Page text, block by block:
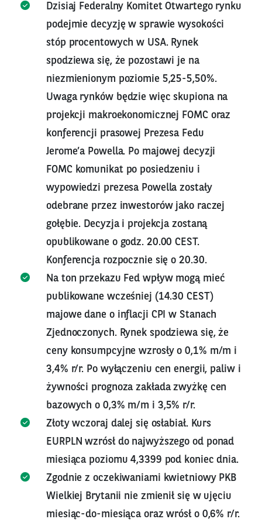
Dzisiaj Federalny Komitet Otwartego rynku
podejmie decyzję w sprawie wysokości
stóp procentowych w USA. Rynek
spodziewa się, że pozostawi je na
niezmienionym poziomie 5,25-5,50%.
Uwaga rynków będzie więc skupiona na
projekcji makroekonomicznej FOMC oraz
konferencji prasowej Prezesa Fedu
Jerome’a Powella. Po majowej decyzji
FOMC komunikat po posiedzeniu i
wypowiedzi prezesa Powella zostały
odebrane przez inwestorów jako raczej
gołębie. Decyzja i projekcja zostaną
opublikowane o godz. 20.00 CEST.
Konferencja rozpocznie się o 20.30.
Na ton przekazu Fed wpływ mogą mieć
publikowane wcześniej (14.30 CEST)
majowe dane o inflacji CPI w Stanach
Zjednoczonych. Rynek spodziewa się, że
ceny konsumpcyjne wzrosły o 0,1% m/m i
3,4% r/r. Po wyłączeniu cen energii, paliw i
żywności prognoza zakłada zwyżkę cen
bazowych o 0,3% m/m i 3,5% r/r.
Złoty wczoraj dalej się osłabiał. Kurs
EURPLN wzrósł do najwyższego od ponad
miesiąca poziomu 4,3399 pod koniec dnia.
Zgodnie z oczekiwaniami kwietniowy PKB
Wielkiej Brytanii nie zmienił się w ujęciu
miesiąc-do-miesiąca oraz wrósł o 0,6% r/r.